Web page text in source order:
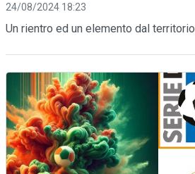
24/08/2024 18:23
Un rientro ed un elemento dal territorio